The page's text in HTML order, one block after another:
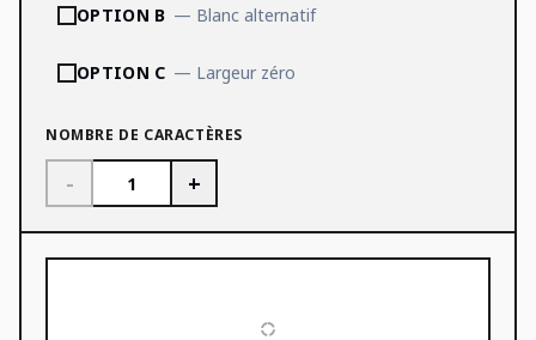
OPTION B — Blanc alternatif
OPTION C — Largeur zéro
NOMBRE DE CARACTÈRES
- +